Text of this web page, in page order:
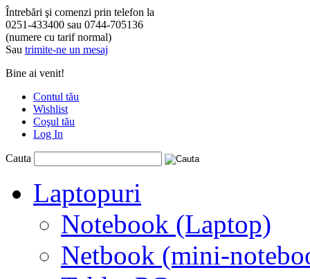
Întrebări şi comenzi prin telefon la
0251-433400 sau 0744-705136
(numere cu tarif normal)
Sau trimite-ne un mesaj
Bine ai venit!
Contul tău
Wishlist
Coşul tău
Log In
Cauta
Laptopuri
Notebook (Laptop)
Netbook (mini-